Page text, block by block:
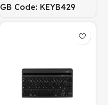
GB Code: KEYB429